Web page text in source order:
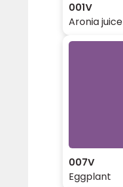
001V
Aronia juice
007V
Eggplant